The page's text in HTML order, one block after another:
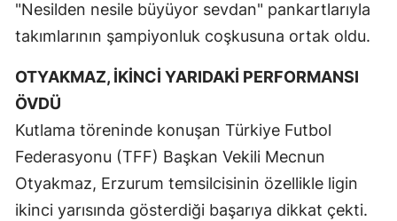
Tokat
Trabzon
Şanlıurfa
Uşak
Van
"Nesilden nesile büyüyor sevdan" pankartlarıyla
takımlarının şampiyonluk coşkusuna ortak oldu.
OTYAKMAZ, İKİNCİ YARIDAKİ PERFORMANSI
ÖVDÜ
Kutlama töreninde konuşan Türkiye Futbol
Federasyonu (TFF) Başkan Vekili Mecnun
Otyakmaz, Erzurum temsilcisinin özellikle ligin
ikinci yarısında gösterdiği başarıya dikkat çekti.